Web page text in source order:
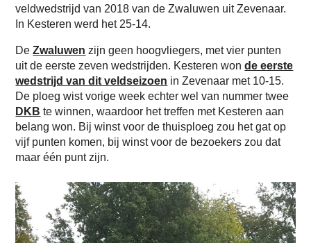
veldwedstrijd van 2018 van de Zwaluwen uit Zevenaar.
In Kesteren werd het 25-14.
DeZwaluwen zijn geen hoogvliegers, met vier punten
uit de eerste zeven wedstrijden. Kesteren wonde eerste
wedstrijd van dit veldseizoen in Zevenaar met 10-15.
De ploeg wist vorige week echter wel van nummer twee
DKB te winnen, waardoor het treffen met Kesteren aan
belang won. Bij winst voor de thuisploeg zou het gat op
vijf punten komen, bij winst voor de bezoekers zou dat
maar één punt zijn.